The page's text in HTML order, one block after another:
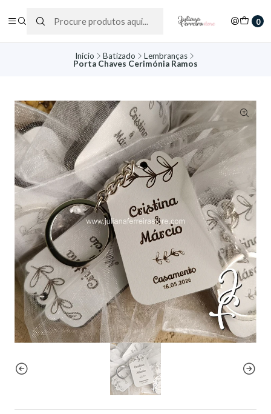
0
Início Batizado
Lembranças
Porta Chaves Cerimónia Ramos